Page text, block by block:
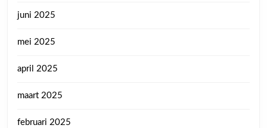
juni 2025
mei 2025
april 2025
maart 2025
februari 2025